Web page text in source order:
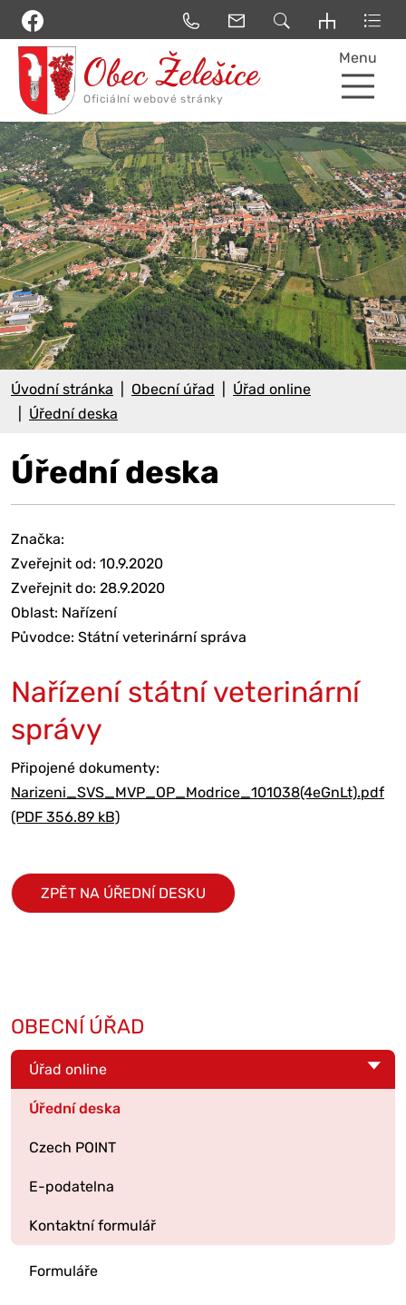
Menu
Úvodní stránka Obecní úřad
Úřad online
Úřední deska
Úřední deska
Značka:
Zveřejnit od: 10.9.2020
Zveřejnit do: 28.9.2020
Oblast: Nařízení
Původce: Státní veterinární správa
Nařízení státní veterinární
správy
Připojené dokumenty:
Narizeni_SVS_MVP_OP_Modrice_101038(4eGnLt).pdf
(PDF 356.89 kB)
ZPĚT NA ÚŘEDNÍ DESKU
OBECNÍ ÚŘAD
Úřad online
Úřední deska
Czech POINT
E-podatelna
Kontaktní formulář
Formuláře